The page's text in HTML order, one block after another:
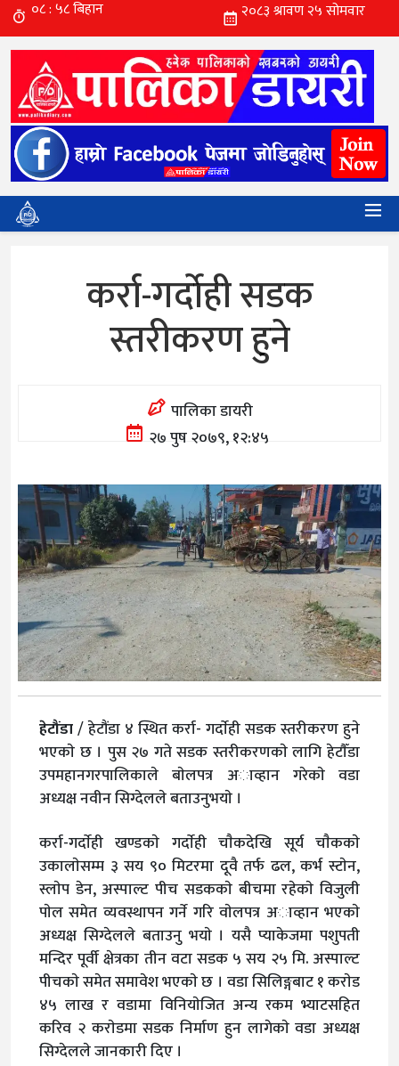
कर्रा-गर्दाेही सडक
स्तरीकरण हुने
पालिका डायरी
२७ पुष २०७९, १२:४५
हेटौंडा/ हेटौंडा ४ स्थित कर्रा- गर्दाेही सडक स्तरीकरण हुने
भएकाे छ । पुस २७ गते सडक स्तरीकरणकाे लागि हेटाैँडा
उपमहानगरपालिकाले बाेलपत्र अाव्हान गरेकाे वडा
अध्यक्ष नवीन सिग्देलले बताउनुभयाे ।
कर्रा-गर्दाेही खण्डकाे गर्दाेही चाैकदेखि सूर्य चाैककाे
उकालाेसम्म ३ सय ९० मिटरमा दूवै तर्फ ढल, कर्भ स्टाेन,
स्लाेप डेन, अस्पाल्ट पीच सडककाे बीचमा रहेकाे विजुली
पाेल समेत व्यवस्थापन गर्ने गरि वाेलपत्र अाव्हान भएकाे
अध्यक्ष सिग्देलले बताउनु भयाे । यसै प्याकेजमा पशुपती
मन्दिर पूर्वी क्षेत्रका तीन वटा सडक ५ सय २५ मि. अस्पाल्ट
पीचकाे समेत समावेश भएकाे छ । वडा सिलिङ्गबाट १ कराेड
४५ लाख र वडामा विनियाेजित अन्य रकम भ्याटसहित
करिव २ कराेडमा सडक निर्माण हुन लागेकाे वडा अध्यक्ष
सिग्देलले जानकारी दिए ।